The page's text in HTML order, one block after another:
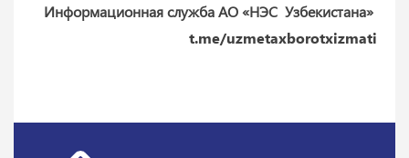
Информационная служба АО «НЭС Узбекистана»
t.me/uzmetaxborotxizmati